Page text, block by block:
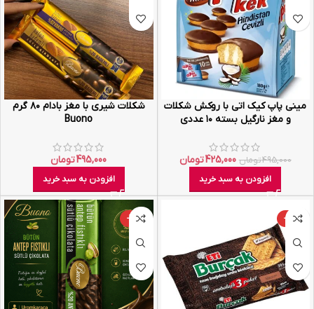
مینی پاپ کیک اتی با روکش شکلات
و مغز نارگیل بسته ۱۰ عددی
495,000تومان 425,000تومان
افزودن به سبد خرید
شکلات شیری با مغز بادام ۸۰ گرم
Buono
495,000تومان
افزودن به سبد خرید
-23%
-45%